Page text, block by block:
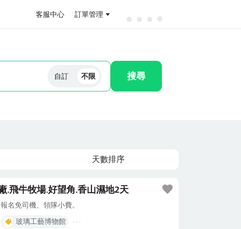
客服中心 訂單管理
自訂 不限 搜尋
天數排序
.飛牛牧場.好望角.香山濕地2天
名免司機、領隊小費。
玻璃工藝博物館